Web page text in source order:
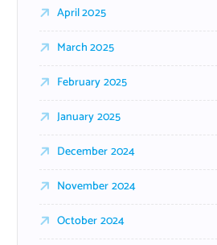
April 2025
March 2025
February 2025
January 2025
December 2024
November 2024
October 2024